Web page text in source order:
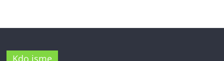
Kdo jsme